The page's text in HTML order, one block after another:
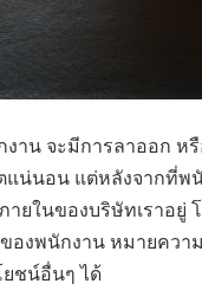
าน จะมีการลาออก ห
น่นอน แต่หลังจากที่พ
ยในของบริษัทเราอยู่
องพนักงาน หมายคว
ยชน์อื่นๆ ได้